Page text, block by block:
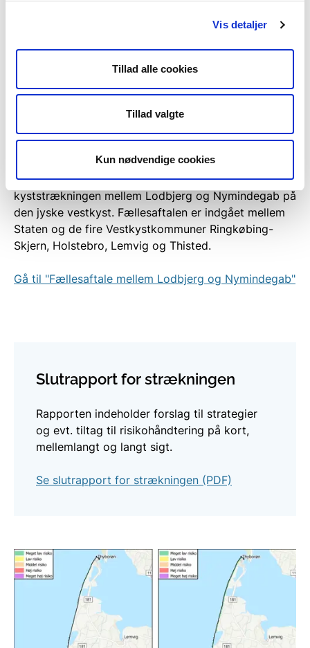
Vis detaljer
Tillad alle cookies
Tillad valgte
Kun nødvendige cookies
oversvømmelse, der vil fremkomme ved et
gennembrud af klitterne, er ikke beregnet og fremgår
derfor ikke af Kystplanlægger. Den kombinerede
risiko, der vises for henholdsvis erosion og
oversvømmelse hver for sig.
En detaljeret analyse af strækningens stor kronisk
erosion og behovet for kystbeskyttelse er analyseret
i forbindelse med Fællesaftalen, som dækker
kyststrækningen mellem Lodbjerg og Nymindegab på
den jyske vestkyst. Fællesaftalen er indgået mellem
Staten og de fire Vestkystkommuner Ringkøbing-
Skjern, Holstebro, Lemvig og Thisted.
Gå til "Fællesaftale mellem Lodbjerg og Nymindegab"
Slutrapport for strækningen
Rapporten indeholder forslag til strategier
og evt. tiltag til risikohåndtering på kort,
mellemlangt og langt sigt.
Se slutrapport for strækningen (PDF)